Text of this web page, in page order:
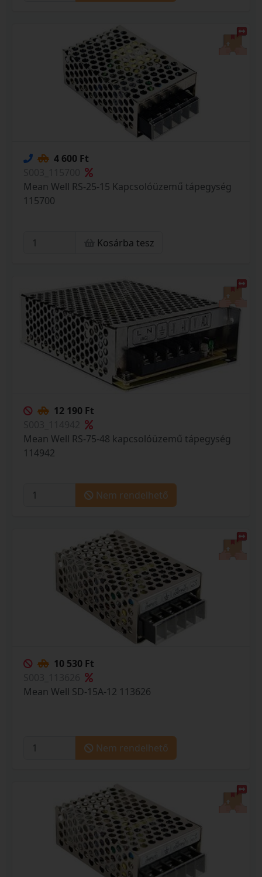
4 600 Ft
Mean Well RS-25-15 Kapcsolóüzemű tápegység
115700
Kosárba tesz
12 190 Ft
Mean Well RS-75-48 kapcsolóüzemű tápegység
114942
Nem rendelhető
10 530 Ft
Mean Well SD-15A-12 113626
Nem rendelhető